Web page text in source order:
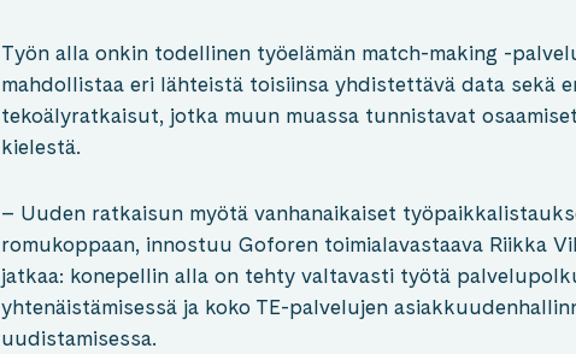
Työn alla onkin todellinen työelämän match-making -
mahdollistaa eri lähteistä toisiinsa yhdistettävä data sekä
tekoälyratkaisut, jotka muun muassa tunnistavat
kielestä.
– Uuden ratkaisun myötä vanhanaikaiset
romukoppaan, innostuu Goforen toimialavastaava Riikka
jatkaa: konepellin alla on tehty valtavasti työtä
yhtenäistämisessä ja koko TE-palvelujen
uudistamisessa.